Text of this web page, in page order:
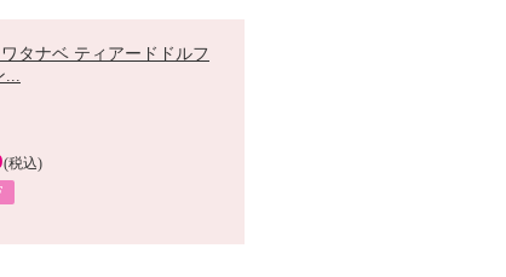
タナベ ティアードドルフ
...
(税込)